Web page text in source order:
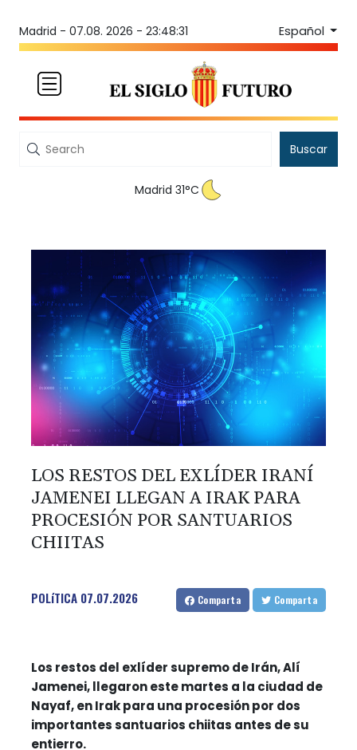
Madrid - 07.08. 2026 - 23:48:31 Español
Buscar
Madrid 31°C
LOS RESTOS DEL EXLÍDER IRANÍ
JAMENEI LLEGAN A IRAK PARA
PROCESIÓN POR SANTUARIOS
CHIITAS
POLíTICA 07.07.2026 Comparta Comparta
Los restos del exlíder supremo de Irán, Alí
Jamenei, llegaron este martes a la ciudad de
Nayaf, en Irak para una procesión por dos
importantes santuarios chiitas antes de su
entierro.